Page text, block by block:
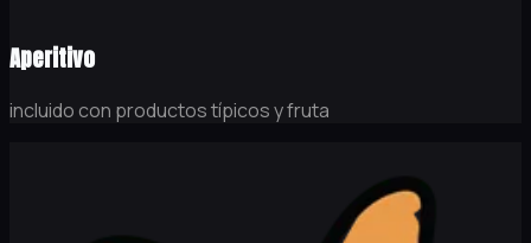
Aperitivo
incluido con productos típicos y fruta